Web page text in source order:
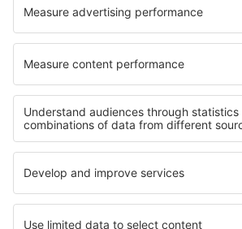
Cele mai bune hoteluri - regiuni
Hoteluri in Kemeri National Park
Hoteluri in Gauja National Park Hoteluri
Hoteluri in Parcul Național Grand-Teton
Hoteluri în Praia do Forte Hoteluri in